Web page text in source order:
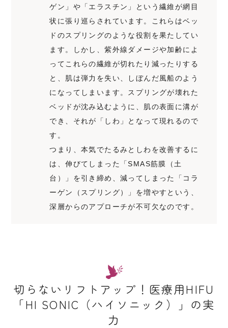
ゲン」や「エラスチン」という繊維が網目
状に張り巡らされています。これらはベッ
ドのスプリングのような役割を果たしてい
ます。しかし、紫外線ダメージや加齢によ
ってこれらの繊維が切れたり減ったりする
と、肌は弾力を失い、しぼんだ風船のよう
になってしまいます。スプリングが壊れた
ベッドが沈み込むように、肌の表面に溝が
でき、それが「しわ」となって現れるので
す。
つまり、本気でたるみとしわを改善するに
は、伸びてしまった「SMAS筋膜（土
台）」を引き締め、減ってしまった「コラ
ーゲン（スプリング）」を増やすという、
深層からのアプローチが不可欠なのです。
切らないリフトアップ！医療用HIFU
「HI SONIC（ハイソニック）」の実
力